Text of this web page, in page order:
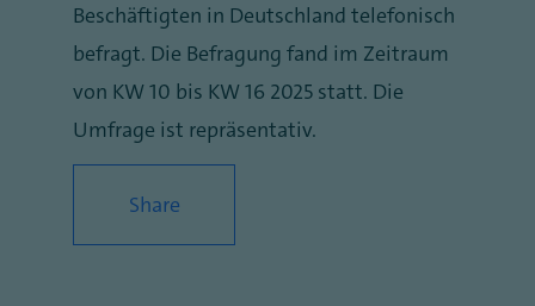
Beschäftigten in Deutschland telefonisch
befragt. Die Befragung fand im Zeitraum
von KW 10 bis KW 16 2025 statt. Die
Umfrage ist repräsentativ.
Share